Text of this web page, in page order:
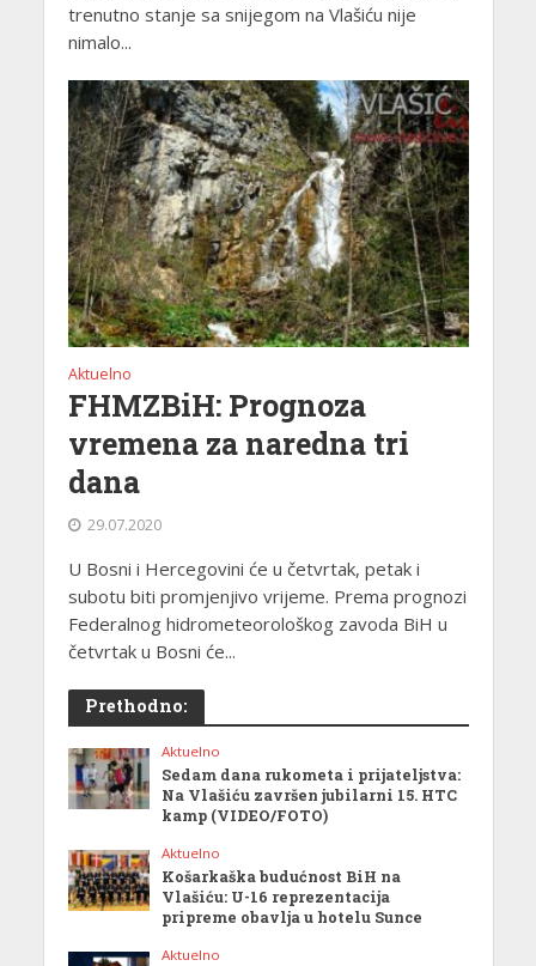
trenutno stanje sa snijegom na Vlašiću nije
nimalo...
Aktuelno
FHMZBiH: Prognoza
vremena za naredna tri
dana
29.07.2020
U Bosni i Hercegovini će u četvrtak, petak i
subotu biti promjenjivo vrijeme. Prema prognozi
Federalnog hidrometeorološkog zavoda BiH u
četvrtak u Bosni će...
Prethodno:
Aktuelno
Sedam dana rukometa i prijateljstva:
Na Vlašiću završen jubilarni 15. HTC
kamp (VIDEO/FOTO)
Aktuelno
Košarkaška budućnost BiH na
Vlašiću: U-16 reprezentacija
pripreme obavlja u hotelu Sunce
Aktuelno